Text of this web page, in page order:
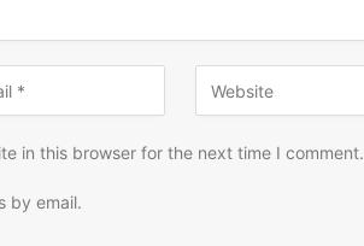
in this browser for the next time I comment.
by email.